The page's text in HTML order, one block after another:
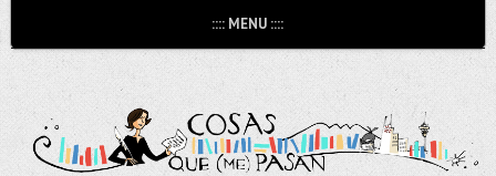
:::: MENU ::::